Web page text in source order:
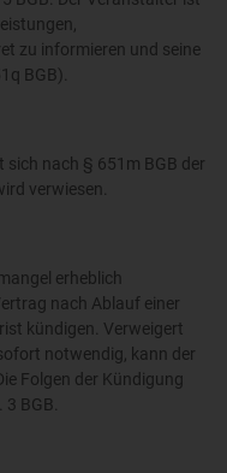
zu informieren und seine
BGB).
sich nach § 651m BGB der
verwiesen.
erheblich
nach Ablauf einer
kündigen. Verweigert
notwendig, kann der
Folgen der Kündigung
BGB.